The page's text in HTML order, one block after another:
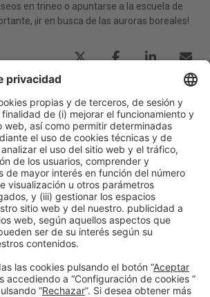
en trineo o apuntarse a la escuela de
¡ir en busca de las auroras boreales!
las cataratas del Niágara
Siguiente
Museo de Arte Prohibido abierto en
Barcelona